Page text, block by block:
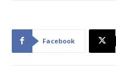
Facebook